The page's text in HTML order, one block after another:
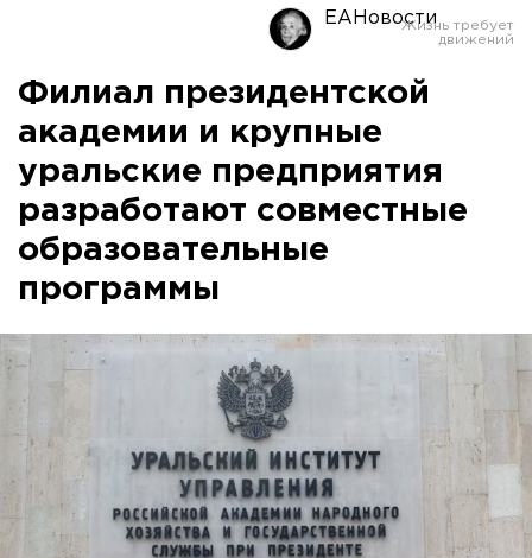
ЕАНовости
Филиал президентской
академии и крупные
уральские предприятия
разработают совместные
образовательные
программы